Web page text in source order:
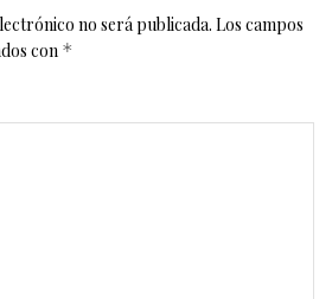
no será publicada. Los campos
con *